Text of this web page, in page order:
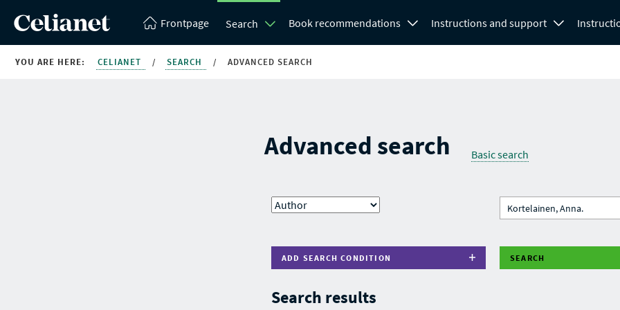
Frontpage Search Book recommendations Instructions and support
YOU ARE HERE: CELIANET / SEARCH / ADVANCED SEARCH
Advanced search Basic search
ADD SEARCH CONDITION SEARCH
Search results